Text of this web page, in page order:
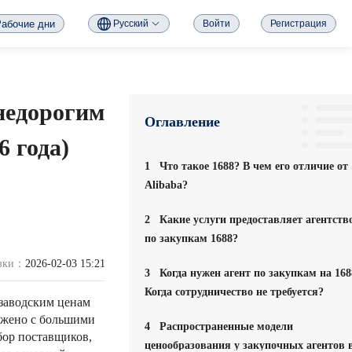
дни Русский Войти Регистрация
года)
： 2026-02-03 15:21
ценам
с большими
поставщиков,
Оглавление
1 Что такое 1688? В чем его отличие от
Alibaba?
2 Какие услуги предоставляет
по закупкам 1688?
3 Когда нужен агент по закупкам на
Когда сотрудничество не требуется?
4 Распространенные модели
ценообразования у закупочных агентов